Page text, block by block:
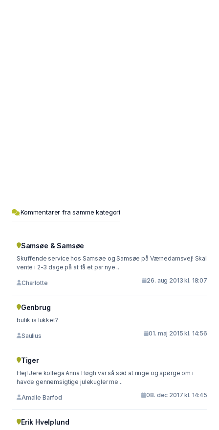
Kommentarer fra samme kategori
Samsøe & Samsøe
Skuffende service hos Samsøe og Samsøe på Værnedamsvej! Skal
vente i 2-3 dage på at få et par nye...
Charlotte 26. aug 2013 kl. 18:07
Genbrug
butik is lukket?
Saulius 01. maj 2015 kl. 14:56
Tiger
Hej! Jere kollega Anna Høgh var så sød at ringe og spørge om i
havde gennemsigtige julekugler me...
Amalie Barfod 08. dec 2017 kl. 14:45
Erik Hvelplund